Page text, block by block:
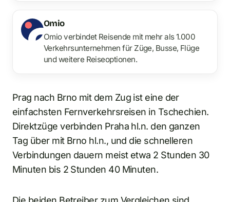
Omio
Omio verbindet Reisende mit mehr als 1.000
Verkehrsunternehmen für Züge, Busse, Flüge
und weitere Reiseoptionen.
Prag nach Brno mit dem Zug ist eine der
einfachsten Fernverkehrsreisen in Tschechien.
Direktzüge verbinden Praha hl.n. den ganzen
Tag über mit Brno hl.n., und die schnelleren
Verbindungen dauern meist etwa 2 Stunden 30
Minuten bis 2 Stunden 40 Minuten.